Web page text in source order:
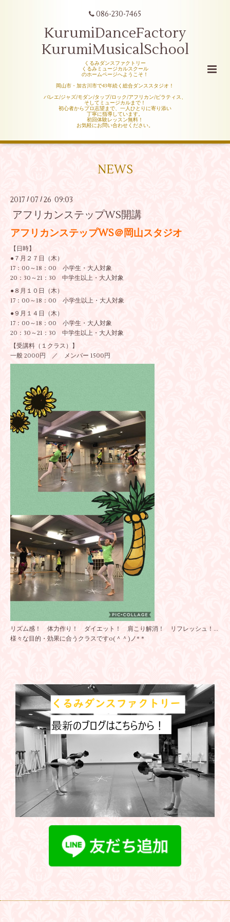
086-230-7465
KurumiDanceFactory
KurumiMusicalSchool
くるみダンスファクトリー
くるみミュージカルスクール
のホームページへようこそ！
岡山市・加古川市で43年続く総合ダンススタジオ！
バレエ/ジャズ/モダン/タップ/ロック/アフリカン/ピラティス、
そしてミュージカルまで！
初心者からプロ志望まで、一人ひとりに寄り添い
丁寧に指導しています。
初回体験レッスン無料！
お気軽にお問い合わせください。
NEWS
2017 / 07 / 26 09:03
アフリカンステップWS開講
アフリカンステップWS＠岡山スタジオ
【日時】
●７月２７日（木）
17：00～18：00 小学生・大人対象
20：30～21：30 中学生以上・大人対象
●８月１０日（木）
17：00～18：00 小学生以上・大人対象
●９月１４日（木）
17：00～18：00 小学生・大人対象
20：30～21：30 中学生以上・大人対象
【受講料（１クラス）】
一般 2000円 ／ メンバー 1500円
リズム感！ 体力作り！ ダイエット！ 肩こり解消！ リフレッシュ！…
様々な目的・効果に合うクラスですo(＾＾)ノ*＊